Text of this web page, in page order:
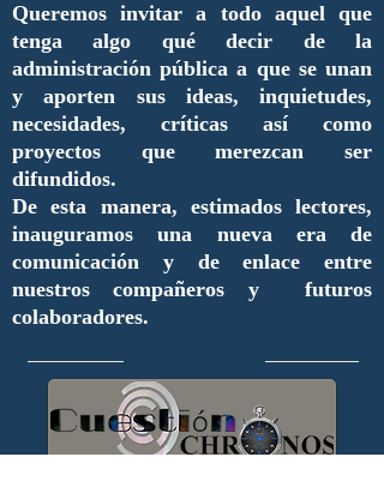
Queremos invitar a todo aquel que
tenga algo qué decir de la
administración pública a que se unan
y aporten sus ideas, inquietudes,
necesidades, críticas así como
proyectos que merezcan ser
difundidos.
De esta manera, estimados lectores,
inauguramos una nueva era de
comunicación y de enlace entre
nuestros compañeros y futuros
colaboradores.